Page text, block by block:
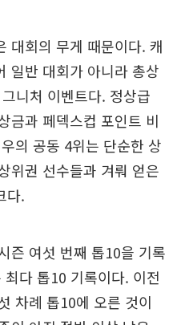
대회의 무게 때문이다. 캐
일반 대회가 아니라 총상
니처 이벤트다. 정상급
금과 페덱스컵 포인트 비
의 공동 4위는 단순한 상
위권 선수들과 겨뤄 얻은
다.
즌 여섯 번째 톱10을 기록
다 톱10 기록이다. 이전
차례 톱10에 오른 것이